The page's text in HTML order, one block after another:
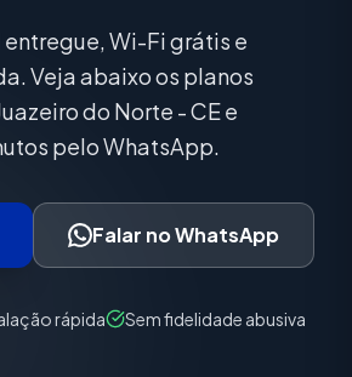
Wi-Fi grátis e
Veja abaixo os planos
do Norte - CE e
pelo WhatsApp.
Falar no WhatsApp
rápida Sem fidelidade abusiva